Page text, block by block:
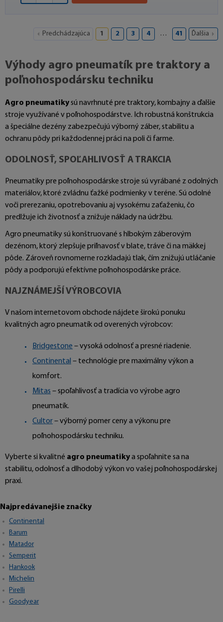
Predchádzajúca 1 2 3 4 … 41 Ďalšia
Výhody agro pneumatík pre traktory a
poľnohospodársku techniku
Agro pneumatikysú navrhnuté pre traktory, kombajny a ďalšie
stroje využívané v poľnohospodárstve. Ich robustná konštrukcia
a špeciálne dezény zabezpečujú výborný záber, stabilitu a
ochranu pôdy pri každodennej práci na poli či farme.
ODOLNOSŤ, SPOĽAHLIVOSŤ A TRAKCIA
Pneumatiky pre poľnohospodárske stroje sú vyrábané z odolných
materiálov, ktoré zvládnu ťažké podmienky v teréne. Sú odolné
voči prerezaniu, opotrebovaniu aj vysokému zaťaženiu, čo
predlžuje ich životnosť a znižuje náklady na údržbu.
Agro pneumatiky sú konštruované s hlbokým záberovým
dezénom, ktorý zlepšuje priľnavosť v blate, tráve či na mäkkej
pôde. Zároveň rovnomerne rozkladajú tlak, čím znižujú utláčanie
pôdy a podporujú efektívne poľnohospodárske práce.
NAJZNÁMEJŠÍ VÝROBCOVIA
V našom internetovom obchode nájdete širokú ponuku
kvalitných agro pneumatík od overených výrobcov:
Bridgestone – vysoká odolnosť a presné riadenie.
Continental – technológie pre maximálny výkon a
komfort.
Mitas – spoľahlivosť a tradícia vo výrobe agro
pneumatík.
Cultor– výborný pomer ceny a výkonu pre
poľnohospodársku techniku.
Vyberte si kvalitné agro pneumatikya spoľahnite sa na
stabilitu, odolnosť a dlhodobý výkon vo vašej poľnohospodárskej
praxi.
Najpredávanejšie značky
Continental
Barum
Matador
Semperit
Hankook
Michelin
Pirelli
Goodyear